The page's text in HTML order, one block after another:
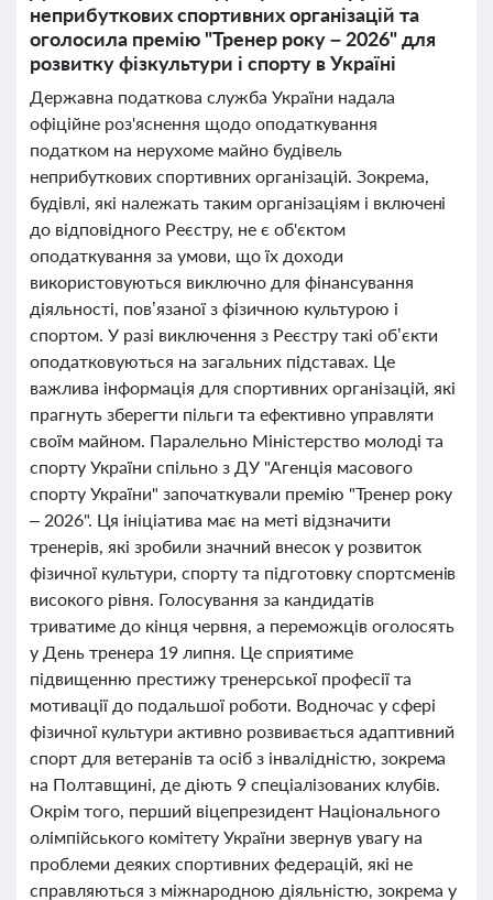
неприбуткових спортивних організацій та
оголосила премію "Тренер року – 2026" для
розвитку фізкультури і спорту в Україні
Державна податкова служба України надала
офіційне роз'яснення щодо оподаткування
податком на нерухоме майно будівель
неприбуткових спортивних організацій. Зокрема,
будівлі, які належать таким організаціям і включені
до відповідного Реєстру, не є об'єктом
оподаткування за умови, що їх доходи
використовуються виключно для фінансування
діяльності, пов’язаної з фізичною культурою і
спортом. У разі виключення з Реєстру такі об’єкти
оподатковуються на загальних підставах. Це
важлива інформація для спортивних організацій, які
прагнуть зберегти пільги та ефективно управляти
своїм майном. Паралельно Міністерство молоді та
спорту України спільно з ДУ "Агенція масового
спорту України" започаткували премію "Тренер року
– 2026". Ця ініціатива має на меті відзначити
тренерів, які зробили значний внесок у розвиток
фізичної культури, спорту та підготовку спортсменів
високого рівня. Голосування за кандидатів
триватиме до кінця червня, а переможців оголосять
у День тренера 19 липня. Це сприятиме
підвищенню престижу тренерської професії та
мотивації до подальшої роботи. Водночас у сфері
фізичної культури активно розвивається адаптивний
спорт для ветеранів та осіб з інвалідністю, зокрема
на Полтавщині, де діють 9 спеціалізованих клубів.
Окрім того, перший віцепрезидент Національного
олімпійського комітету України звернув увагу на
проблеми деяких спортивних федерацій, які не
справляються з міжнародною діяльністю, зокрема у